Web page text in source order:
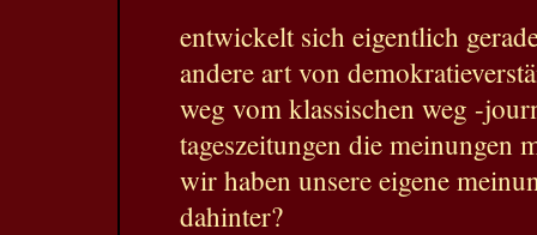
entwickelt sich eigentlich
andere art von
weg vom klassischen weg -
tageszeitungen die meinungen
wir haben unsere eigene
dahinter?